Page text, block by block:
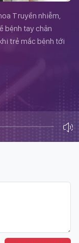
Truyền nhiễm,
bệnh tay chân
trẻ mắc bệnh tới